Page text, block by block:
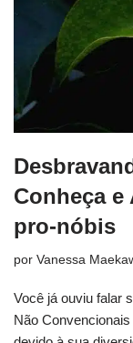
Conheça e
pro-nóbis
por Vanessa
Você já ouviu falar
Não